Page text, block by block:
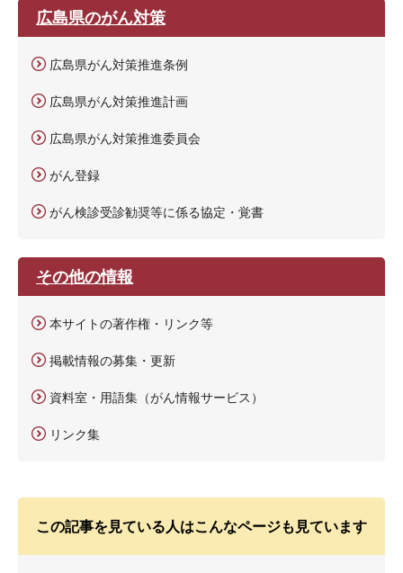
広島県のがん対策
広島県がん対策推進条例
広島県がん対策推進計画
広島県がん対策推進委員会
がん登録
がん検診受診勧奨等に係る協定・覚書
その他の情報
本サイトの著作権・リンク等
掲載情報の募集・更新
資料室・用語集（がん情報サービス）
リンク集
この記事を見ている人はこんなページも見ています